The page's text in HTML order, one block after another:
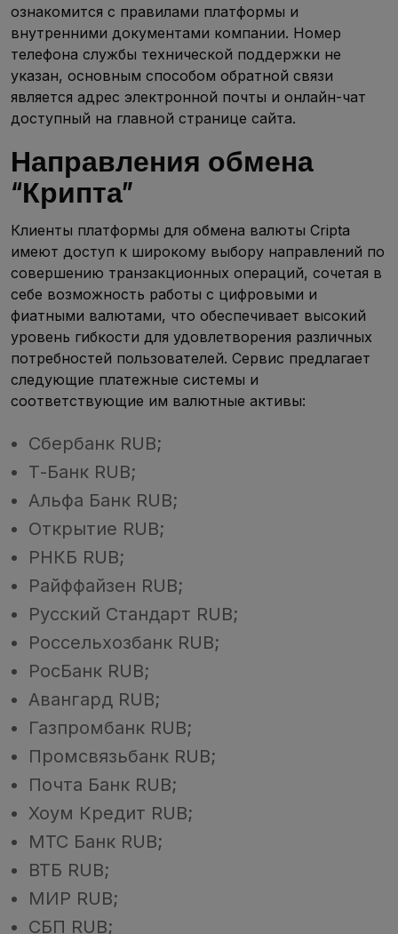
ознакомится с правилами платформы и
внутренними документами компании. Номер
телефона службы технической поддержки не
указан, основным способом обратной связи
является адрес электронной почты и онлайн-чат
доступный на главной странице сайта.
Направления обмена
“Крипта”
Клиенты платформы для обмена валюты Cripta
имеют доступ к широкому выбору направлений по
совершению транзакционных операций, сочетая в
себе возможность работы с цифровыми и
фиатными валютами, что обеспечивает высокий
уровень гибкости для удовлетворения различных
потребностей пользователей. Сервис предлагает
следующие платежные системы и
соответствующие им валютные активы:
Сбербанк RUB;
Т-Банк RUB;
Альфа Банк RUB;
Открытие RUB;
РНКБ RUB;
Райффайзен RUB;
Русский Стандарт RUB;
Россельхозбанк RUB;
РосБанк RUB;
Авангард RUB;
Газпромбанк RUB;
Промсвязьбанк RUB;
Почта Банк RUB;
Хоум Кредит RUB;
МТС Банк RUB;
ВТБ RUB;
МИР RUB;
СБП RUB;